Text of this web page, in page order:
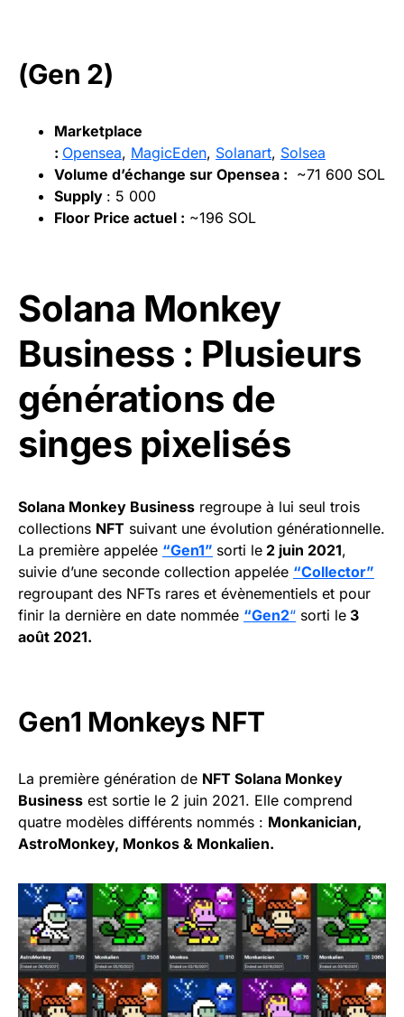
(Gen 2)
Marketplace
: Opensea, MagicEden, Solanart, Solsea
Volume d’échange sur Opensea : ~71 600 SOL
Supply : 5 000
Floor Price actuel : ~196 SOL
Solana Monkey
Business : Plusieurs
générations de
singes pixelisés
Solana Monkey Business regroupe à lui seul trois
collections NFT suivant une évolution générationnelle.
La première appelée “Gen1” sorti le 2 juin 2021,
suivie d’une seconde collection appelée “Collector”
regroupant des NFTs rares et évènementiels et pour
finir la dernière en date nommée “Gen2“ sorti le 3
août 2021.
Gen1 Monkeys NFT
La première génération de NFT Solana Monkey
Business est sortie le 2 juin 2021. Elle comprend
quatre modèles différents nommés : Monkanician,
AstroMonkey, Monkos & Monkalien.